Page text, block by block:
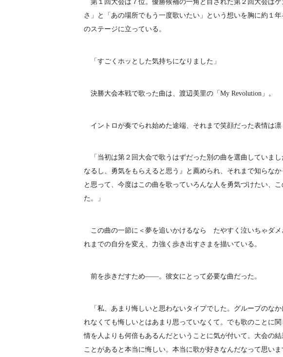
第１回大会は７位。優勝候補の一角と目された第２回大会は
さ」と「あの場所でもう一度歌いたい」という想いを胸に約１
のステージに立っている。
「すごくホッとした気持ちになりました」
決勝大会本戦で歌った曲は、渡辺美里の「My Revolution」。
イントロが奏でられ始めた途端、それまで笑顔だった表情は凛
「当初は第２回大会で歌うはずだった別の曲を選曲していま
なるし、勇気をもらえると思う』と薦められ、それまで知らな
と思って、今度はこの曲を歌っていろんな人を勇気づけたい、
た。」
この曲の一節に＜夢を追いかけるなら たやすく泣いちゃダメ
れまでの自分を変え、力強く歩き出すさまを描いている。
前を歩きだすため――。彼女にとって必要な曲だった。
「私、あまり悔しいと思わないタイプでした。グループのな
れなくても悔しいとはあまり思っていなくて。でも歌のことに
情を人よりも何倍もあるんだということに気が付いて。大会の
ことがあると本当に悔しい。本当に歌が好きなんだなって思いま